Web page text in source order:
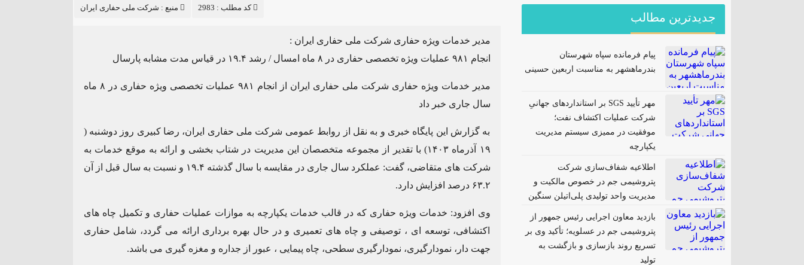
منبع : شرکت ملی حفاری ایران کد مطلب : 2983
مدیر خدمات ویژه حفاری شرکت ملی حفاری ایران :
انجام ۹۸۱ عملیات ویژه تخصصی حفاری در ۸ ماه امسال / رشد ۱۹.۴ در قیاس مدت مشابه پارسال
مدیر خدمات ویژه حفاری شرکت ملی حفاری ایران از انجام ۹۸۱ عملیات تخصصی ویژه حفاری در ۸ ماه
سال جاری خبر داد
به گزارش این پایگاه خبری و به نقل از روابط عمومی شرکت ملی حفاری ایران، رضا کبیری روز دوشنبه (
۱۹ آذرماه ۱۴۰۳) با تقدیر از مجموعه متخصصان این مدیریت در شتاب بخشی و ارائه به موقع خدمات به
شرکت های متقاضی، گفت: عملکرد سال جاری در مقایسه با سال گذشته ۱۹.۴ و نسبت به سال قبل از آن
۶۳.۲ درصد افزایش دارد.
وی افزود: خدمات ویژه حفاری که در قالب خدمات یکپارچه به موازات عملیات حفاری و تکمیل چاه های
اکتشافی، توسعه ای ، توصیفی و چاه های تعمیری و در حال بهره برداری ارائه می گردد، شامل حفاری
جهت دار، نمودارگیری، نمودارگیری سطحی، چاه پیمایی ، عبور از جداره و مغزه گیری می باشد.
جدیدترین مطالب
پیام فرمانده سپاه شهرستان
بندرماهشهر به مناسبت اربعین حسینی
مهر تأیید SGS بر استانداردهای جهانیِ
شرکت عملیات اکتشاف نفت؛
موفقیت در ممیزی سیستم مدیریت
یکپارچه
اطلاعیه شفاف‌سازی شرکت
پتروشیمی جم در خصوص مالکیت و
مدیریت واحد تولیدی پلی‌اتیلن سنگین
بازدید معاون اجرایی رئیس جمهور از
پتروشیمی جم در عسلویه؛ تأکید وی بر
تسریع روند بازسازی و بازگشت به
تولید